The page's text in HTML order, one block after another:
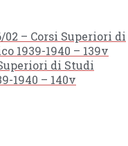
02 – Corsi Superiori di
1939-1940 – 139v
di Studi
1940 – 140v